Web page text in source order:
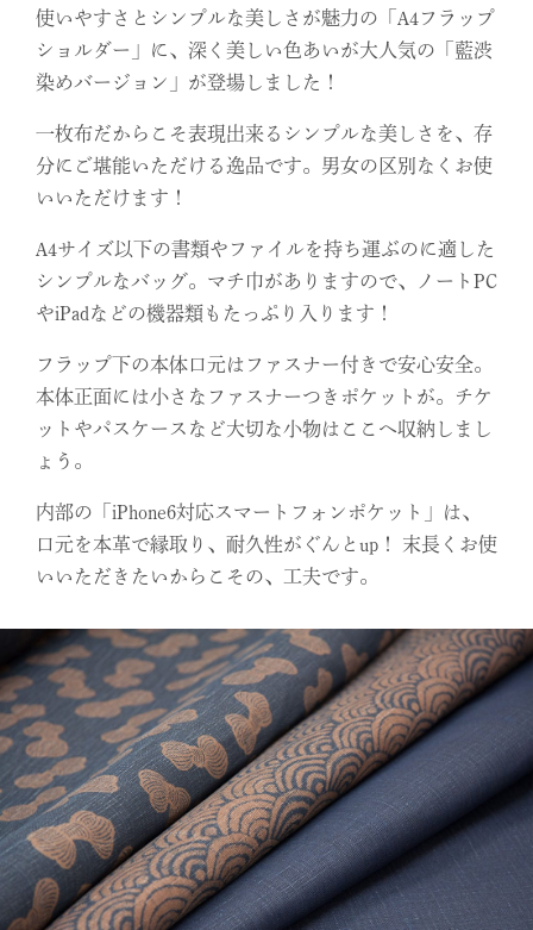
使いやすさとシンプルな美しさが魅力の「A4フラップ
ショルダー」に、深く美しい色あいが大人気の「藍渋
染めバージョン」が登場しました！
一枚布だからこそ表現出来るシンプルな美しさを、存
分にご堪能いただける逸品です。男女の区別なくお使
いいただけます！
A4サイズ以下の書類やファイルを持ち運ぶのに適した
シンプルなバッグ。マチ巾がありますので、ノートPC
やiPadなどの機器類もたっぷり入ります！
フラップ下の本体口元はファスナー付きで安心安全。
本体正面には小さなファスナーつきポケットが。チケ
ットやパスケースなど大切な小物はここへ収納しまし
ょう。
内部の「iPhone6対応スマートフォンポケット」は、
口元を本革で縁取り、耐久性がぐんとup！ 末長くお使
いいただきたいからこその、工夫です。